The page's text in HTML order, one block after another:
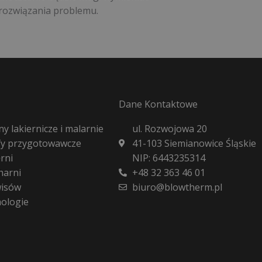
problemu.
lakiernicze i malarnie
przygotowawcze
Dane Kontaktowe
ul. Rozwojowa 20
41-103 Siemianowice Śląskie
NIP: 6443235314
+48 32 363 46 01
biuro@blowtherm.pl